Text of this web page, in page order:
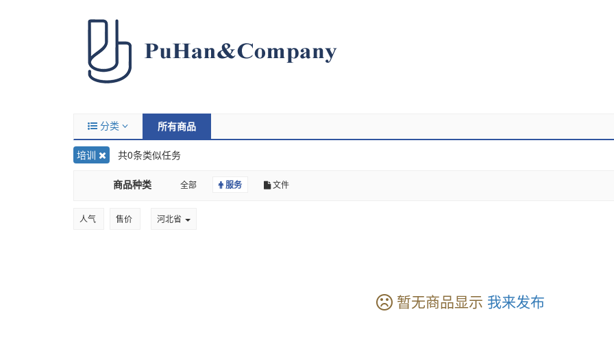
分类 所有商品
培训 共0条类似任务
商品种类 全部 服务 文件
人气 售价 河北省
暂无商品显示 我来发布